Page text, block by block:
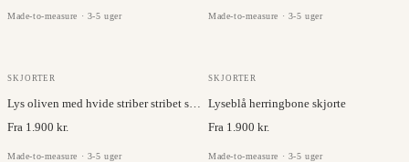
Made-to-measure · 3-5 uger Made-to-measure · 3-5 uger
SKJORTER
Lys oliven med hvide striber stribet skjorte
Fra 1.900 kr.
Made-to-measure · 3-5 uger
RUKI
SKJORTER
Lyseblå herringbone skjorte
Fra 1.900 kr.
Made-to-measure · 3-5 uger